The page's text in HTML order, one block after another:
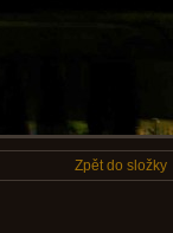
Zpět do složky